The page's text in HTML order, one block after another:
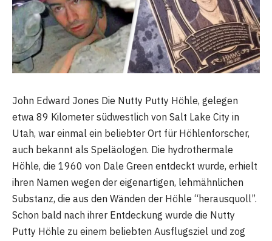
John Edward Jones Die Nutty Putty Höhle, gelegen
etwa 89 Kilometer südwestlich von Salt Lake City in
Utah, war einmal ein beliebter Ort für Höhlenforscher,
auch bekannt als Speläologen. Die hydrothermale
Höhle, die 1960 von Dale Green entdeckt wurde, erhielt
ihren Namen wegen der eigenartigen, lehmähnlichen
Substanz, die aus den Wänden der Höhle “herausquoll”.
Schon bald nach ihrer Entdeckung wurde die Nutty
Putty Höhle zu einem beliebten Ausflugsziel und zog